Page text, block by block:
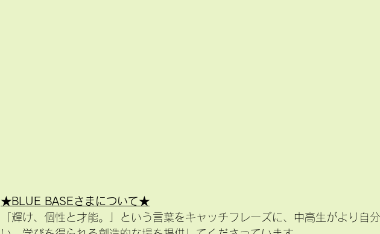
★BLUE BASEさまについて★
「輝け、個性と才能。」という言葉をキャッチフレーズに、中高生がより自